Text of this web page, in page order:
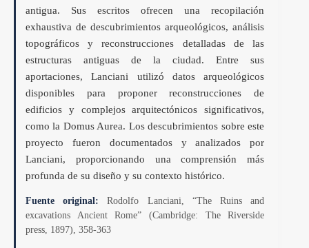
antigua. Sus escritos ofrecen una recopilación
exhaustiva de descubrimientos arqueológicos, análisis
topográficos y reconstrucciones detalladas de las
estructuras antiguas de la ciudad. Entre sus
aportaciones, Lanciani utilizó datos arqueológicos
disponibles para proponer reconstrucciones de
edificios y complejos arquitectónicos significativos,
como la Domus Aurea. Los descubrimientos sobre este
proyecto fueron documentados y analizados por
Lanciani, proporcionando una comprensión más
profunda de su diseño y su contexto histórico.
Fuente original: Rodolfo Lanciani, “The Ruins and
excavations Ancient Rome” (Cambridge: The Riverside
press, 1897), 358-363